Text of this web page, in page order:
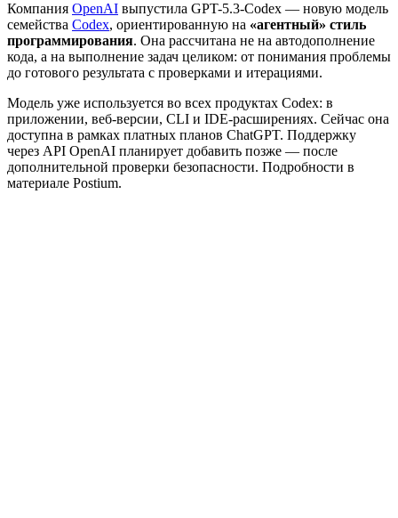
Компания OpenAI выпустила GPT-5.3-Codex — новую модель
семейства Codex, ориентированную на «агентный» стиль
программирования. Она рассчитана не на автодополнение
кода, а на выполнение задач целиком: от понимания проблемы
до готового результата с проверками и итерациями.
Модель уже используется во всех продуктах Codex: в
приложении, веб-версии, CLI и IDE-расширениях. Сейчас она
доступна в рамках платных планов ChatGPT. Поддержку
через API OpenAI планирует добавить позже — после
дополнительной проверки безопасности. Подробности в
материале Postium.